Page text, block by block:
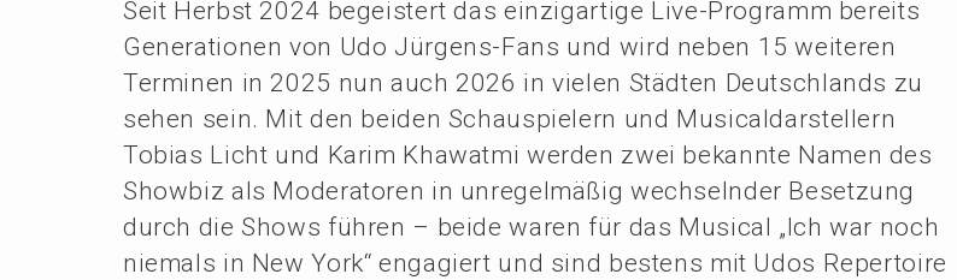
Seit Herbst 2024 begeis­tert das einzig­ar­ti­ge Live-Programm bereits
Genera­tio­nen von Udo Jürgens-Fans und wird neben 15 weite­ren
Termi­nen in 2025 nun auch 2026 in vielen Städten Deutsch­lands zu
sehen sein. Mit den beiden Schau­spie­lern und Musical­dar­stel­lern
Tobias Licht und Karim Khawat­mi werden zwei bekann­te Namen des
Showbiz als Modera­to­ren in unregel­mä­ßig wechseln­der Beset­zung
durch die Shows führen – beide waren für das Musical „Ich war noch
niemals in New York“ engagiert und sind bestens mit Udos Reper­toire